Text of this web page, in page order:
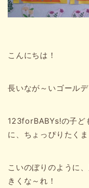
こんにちは！
長いなが～いゴール
123forBABYs!の子ど
に、ちょっぴりたく
こいのぼりのように
きくな～れ！